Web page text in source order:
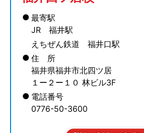
● 最寄駅
JR 福井駅
えちぜん鉄道 福井口駅
● 住 所
福井県福井市北四ツ居
１ー２ー１０ 林ビル3F
● 電話番号
0776-50-3600